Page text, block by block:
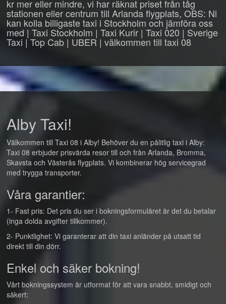
kr mer eller mindre, vi har räknat priset från tåg
stationen eller centrum till Arlanda flygplats, OBS: Ni
kan kolla billigaste taxi i Stockholm och jämföra oss
med | Taxi Stockholm | Taxi Kurir | Taxi 020 | Sverige
Taxi | Top Cab | UBER | välkommen till taxi 08
Alby Taxi!
Välkommen till Taxi 08 i Alby! Behöver du en pålitlig taxi i Alby:
Taxi 08 erbjuder prisvärda resor till och från Arlanda, Bromma,
Skavsta och Västerås flygplats. Vi kombinerar hög servicegrad
med trygga transporter.
Våra garantier:
1- Fast pris: Det pris du ser i bokningsformuläret är det du betalar
(inga dolda avgifter tillkommer).
2- Punktlighet: Vi garanterar att din taxi anländer på utsatt tid
direkt till din dörr.
Enkel och säker bokning!
Vårt bokningssystem är utformat för att vara snabbt, smidigt och
säkert: